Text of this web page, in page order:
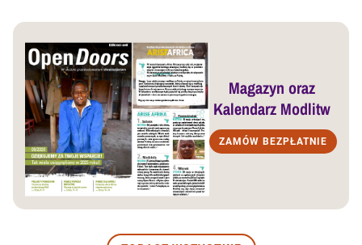
Magazyn oraz
Kalendarz Modlitw
ZAMÓW BEZPŁATNIE